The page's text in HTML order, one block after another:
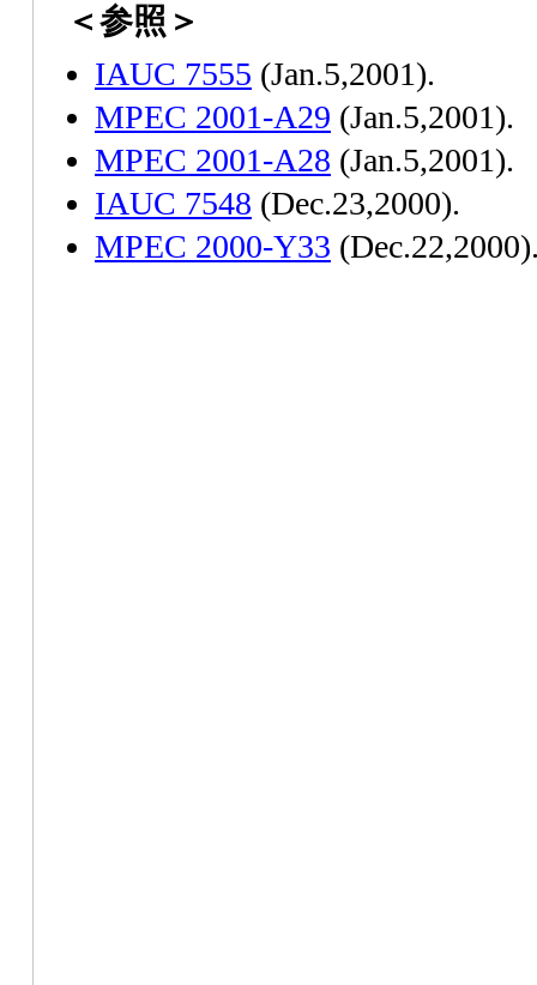
＜参照＞
IAUC 7555 (Jan.5,2001).
MPEC 2001-A29 (Jan.5,2001).
MPEC 2001-A28 (Jan.5,2001).
IAUC 7548 (Dec.23,2000).
MPEC 2000-Y33